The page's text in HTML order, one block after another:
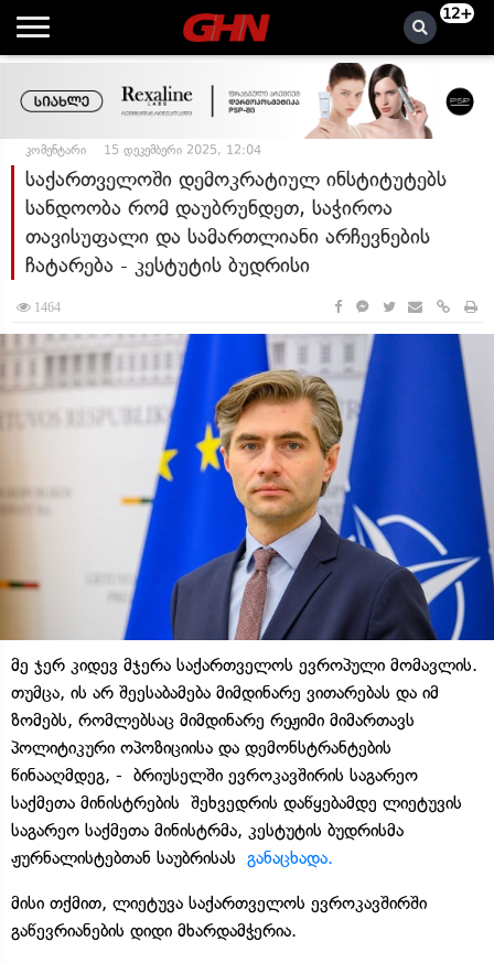
12+
კომენტარი 15 დეკემბერი 2025, 12:04
საქართველოში დემოკრატიულ ინსტიტუტებს
სანდოობა რომ დაუბრუნდეთ, საჭიროა
თავისუფალი და სამართლიანი არჩევნების
ჩატარება - კესტუტის ბუდრისი
1464
მე ჯერ კიდევ მჯერა საქართველოს ევროპული მომავლის.
თუმცა, ის არ შეესაბამება მიმდინარე ვითარებას და იმ
ზომებს, რომლებსაც მიმდინარე რეჟიმი მიმართავს
პოლიტიკური ოპოზიციისა და დემონსტრანტების
წინააღმდეგ, - ბრიუსელში ევროკავშირის საგარეო
საქმეთა მინისტრების შეხვედრის დაწყებამდე ლიეტუვის
საგარეო საქმეთა მინისტრმა, კესტუტის ბუდრისმა ​
ჟურნალისტებთან საუბრისას განაცხადა.
მისი თქმით, ლიეტუვა საქართველოს ევროკავშირში
გაწევრიანების დიდი მხარდამჭერია.